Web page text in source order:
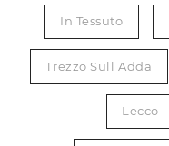
In Tessuto
Trezzo Sull Adda
Lecco